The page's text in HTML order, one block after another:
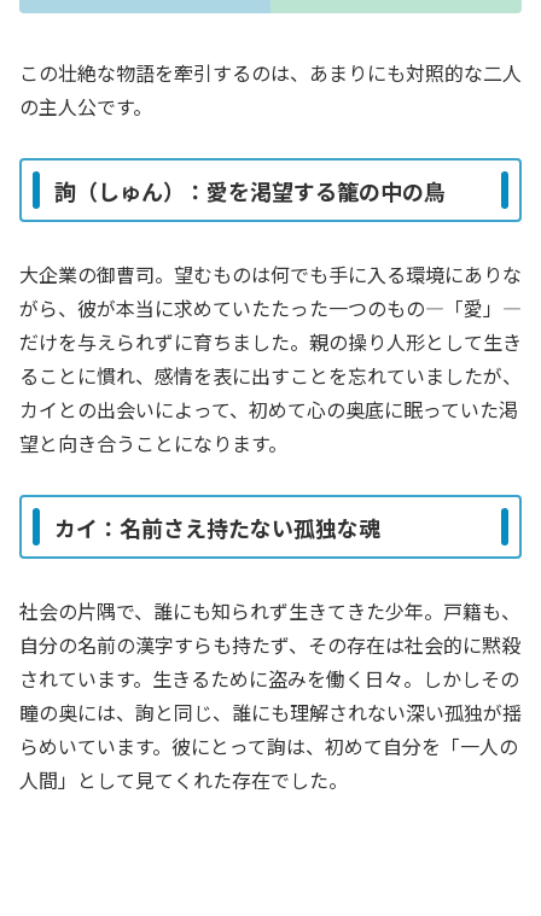
この壮絶な物語を牽引するのは、あまりにも対照的な二人
の主人公です。
詢（しゅん）：愛を渇望する籠の中の鳥
大企業の御曹司。望むものは何でも手に入る環境にありな
がら、彼が本当に求めていたたった一つのもの―「愛」―
だけを与えられずに育ちました。親の操り人形として生き
ることに慣れ、感情を表に出すことを忘れていましたが、
カイとの出会いによって、初めて心の奥底に眠っていた渇
望と向き合うことになります。
カイ：名前さえ持たない孤独な魂
社会の片隅で、誰にも知られず生きてきた少年。戸籍も、
自分の名前の漢字すらも持たず、その存在は社会的に黙殺
されています。生きるために盗みを働く日々。しかしその
瞳の奥には、詢と同じ、誰にも理解されない深い孤独が揺
らめいています。彼にとって詢は、初めて自分を「一人の
人間」として見てくれた存在でした。